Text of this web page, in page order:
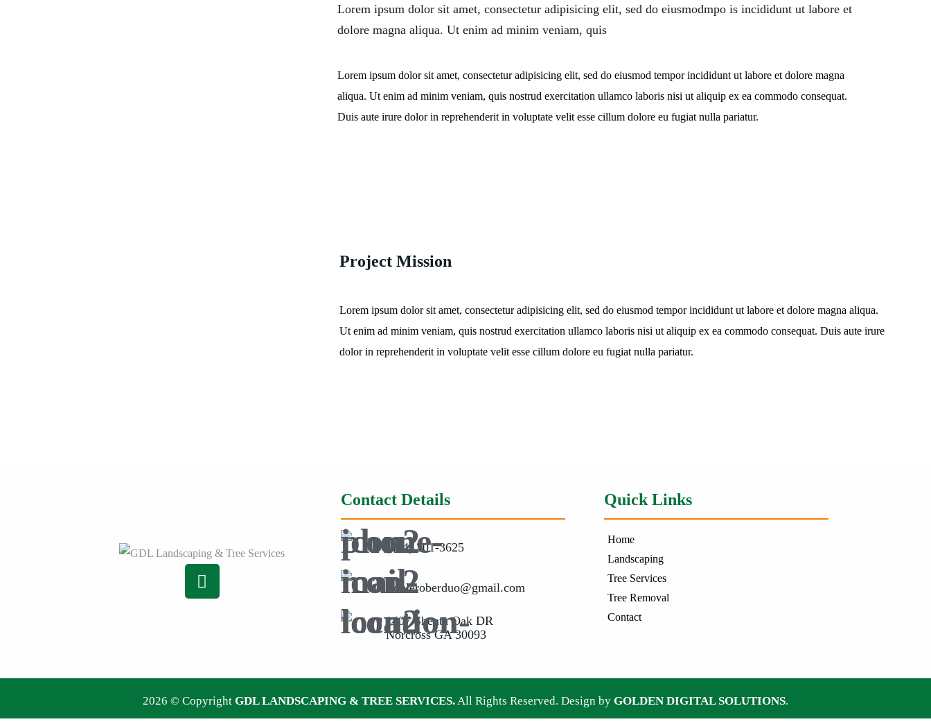
Lorem ipsum dolor sit amet, consectetur adipisicing elit, sed do eiusmodmpo is incididunt ut labore et
dolore magna aliqua. Ut enim ad minim veniam, quis
Lorem ipsum dolor sit amet, consectetur adipisicing elit, sed do eiusmod tempor incididunt ut labore et dolore magna
aliqua. Ut enim ad minim veniam, quis nostrud exercitation ullamco laboris nisi ut aliquip ex ea commodo consequat.
Duis aute irure dolor in reprehenderit in voluptate velit esse cillum dolore eu fugiat nulla pariatur.
Project Mission
Lorem ipsum dolor sit amet, consectetur adipisicing elit, sed do eiusmod tempor incididunt ut labore et dolore magna aliqua.
Ut enim ad minim veniam, quis nostrud exercitation ullamco laboris nisi ut aliquip ex ea commodo consequat. Duis aute irure
dolor in reprehenderit in voluptate velit esse cillum dolore eu fugiat nulla pariatur.
Contact Details
(404) 201-3625
irobleroberduo@gmail.com
1407 Shenta Oak DR
Norcross GA 30093
Quick Links
Home
Landscaping
Tree Services
Tree Removal
Contact
2026 © Copyright GDL LANDSCAPING & TREE SERVICES.All Rights Reserved. Design by GOLDEN DIGITAL SOLUTIONS.